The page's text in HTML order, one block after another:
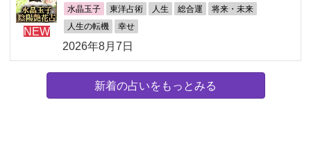
NEW
水晶玉子 東洋占術 人生 総合運 将来・未来
人生の転機 幸せ
2026年8月7日
新着の占いをもっとみる